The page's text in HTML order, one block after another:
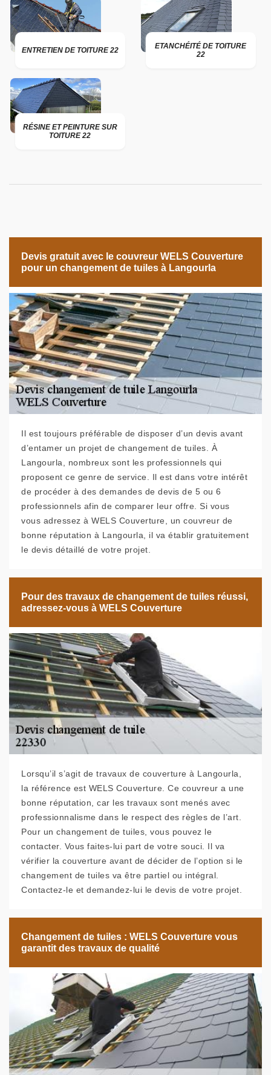
ENTRETIEN DE TOITURE 22
ETANCHÉITÉ DE TOITURE
22
RÉSINE ET PEINTURE SUR
TOITURE 22
Devis gratuit avec le couvreur WELS Couverture
pour un changement de tuiles à Langourla
Il est toujours préférable de disposer d’un devis avant
d’entamer un projet de changement de tuiles. À
Langourla, nombreux sont les professionnels qui
proposent ce genre de service. Il est dans votre intérêt
de procéder à des demandes de devis de 5 ou 6
professionnels afin de comparer leur offre. Si vous
vous adressez à WELS Couverture, un couvreur de
bonne réputation à Langourla, il va établir gratuitement
le devis détaillé de votre projet.
Pour des travaux de changement de tuiles réussi,
adressez-vous à WELS Couverture
Lorsqu’il s’agit de travaux de couverture à Langourla,
la référence est WELS Couverture. Ce couvreur a une
bonne réputation, car les travaux sont menés avec
professionnalisme dans le respect des règles de l’art.
Pour un changement de tuiles, vous pouvez le
contacter. Vous faites-lui part de votre souci. Il va
vérifier la couverture avant de décider de l’option si le
changement de tuiles va être partiel ou intégral.
Contactez-le et demandez-lui le devis de votre projet.
Changement de tuiles : WELS Couverture vous
garantit des travaux de qualité